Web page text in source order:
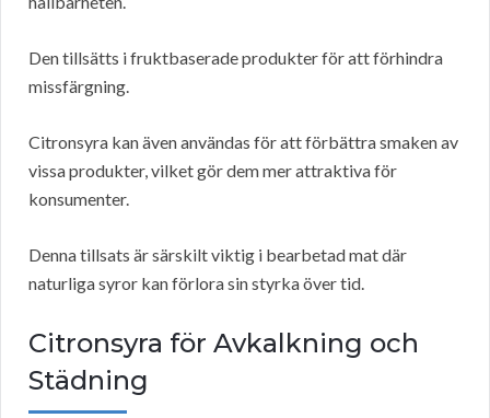
Den tillsätts i fruktbaserade produkter för att förhindra
missfärgning.
Citronsyra kan även användas för att förbättra smaken av
vissa produkter, vilket gör dem mer attraktiva för
konsumenter.
Denna tillsats är särskilt viktig i bearbetad mat där
naturliga syror kan förlora sin styrka över tid.
Citronsyra för Avkalkning och
Städning